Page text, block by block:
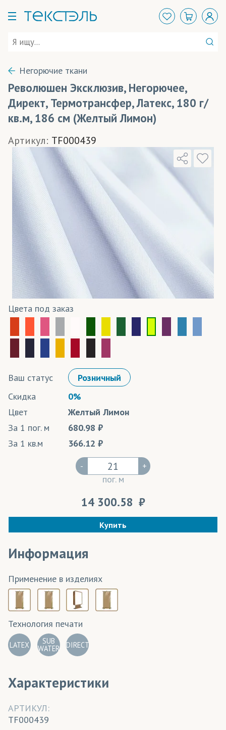
Негорючие ткани
Революшен Эксклюзив, Негорючее,
Директ, Термотрансфер, Латекс, 180 г/
кв.м, 186 см (Желтый Лимон)
Артикул: TF000439
Цвета под заказ
Ваш статус
Розничный
Скидка
0%
Цвет
Желтый Лимон
За 1 пог. м
680.98
За 1 кв.м
366.12
-
пог. м
+
14 300.58
Купить
Информация
Применение в изделиях
Технология печати
LATEX SUB
WATER DIRECT
Характеристики
АРТИКУЛ:
TF000439